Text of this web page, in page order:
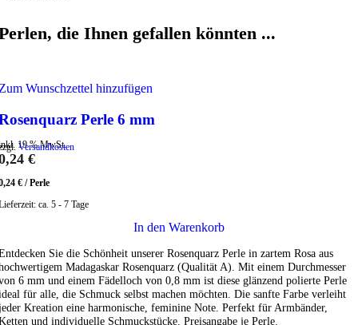
die Ihnen gefallen könnten ...
Wunschzettel hinzufügen
Perle 6 mm
19 % MwSt.
Versandkosten
€
€ /Perle
ca. 5 - 7 Tage
In den Warenkorb
Sie die Schönheit unserer Rosenquarz Perle in zartem Rosa aus
Madagaskar Rosenquarz (Qualität A). Mit einem Durchmesser
6 mm und einem Fädelloch von 0,8 mm ist diese glänzend polierte Perle
für alle, die Schmuck selbst machen möchten. Die sanfte Farbe verleiht
Kreation eine harmonische, feminine Note. Perfekt für Armbänder,
und individuelle Schmuckstücke. Preisangabe je Perle.